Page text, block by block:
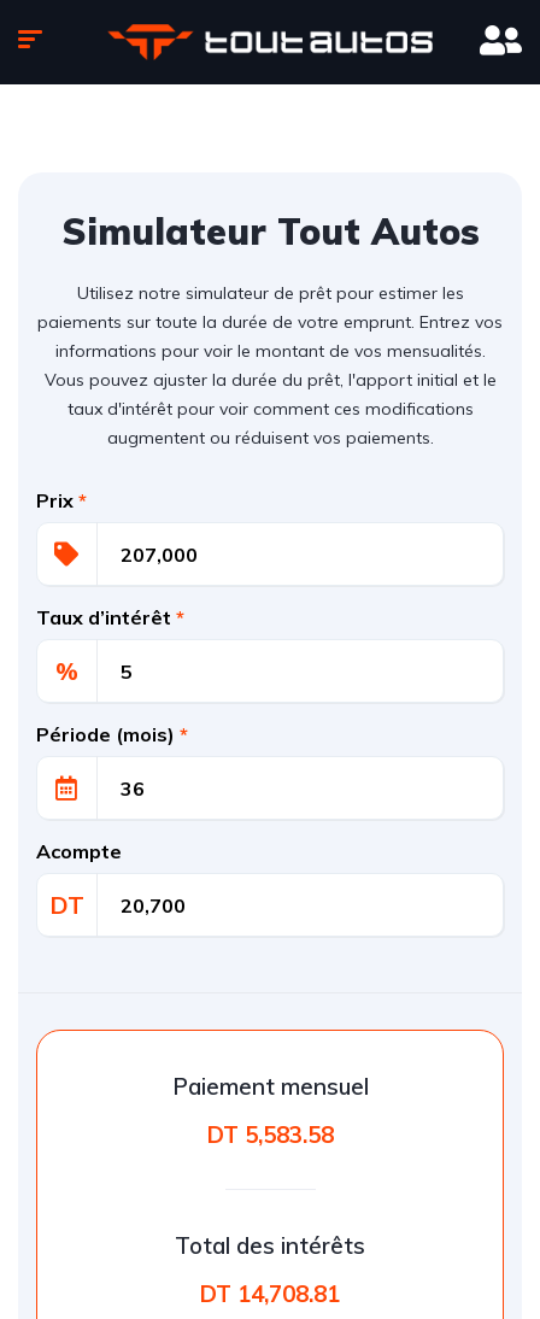
Simulateur Tout Autos
Utilisez notre simulateur de prêt pour estimer les
paiements sur toute la durée de votre emprunt. Entrez vos
informations pour voir le montant de vos mensualités.
Vous pouvez ajuster la durée du prêt, l'apport initial et le
taux d'intérêt pour voir comment ces modifications
augmentent ou réduisent vos paiements.
Prix *
Taux d’intérêt *
%
Période (mois) *
Acompte
DT
Paiement mensuel
DT 5,583.58
Total des intérêts
DT 14,708.81